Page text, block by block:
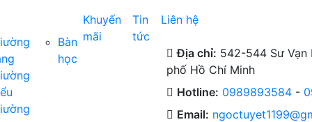
Bàn
học
Khuyến
mãi
Tin
tức
Liên hệ
Địa chỉ: 542-544 Sư Vạn
phố Hồ Chí Minh
Hotline: 0989893584 -
Email: